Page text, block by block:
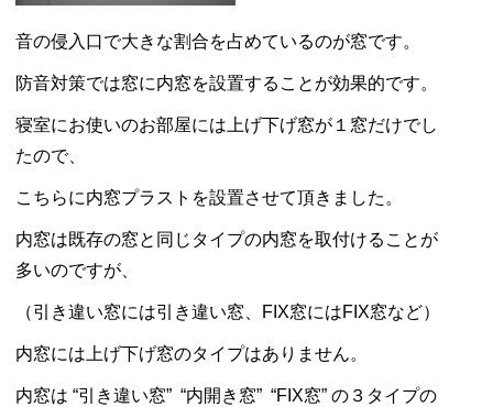
は
音の侵入口で大きな割合を占めているのが窓です。
防音対策では窓に内窓を設置することが効果的です。
寝室にお使いのお部屋には上げ下げ窓が１窓だけでし
たので、
こちらに内窓プラストを設置させて頂きました。
内窓は既存の窓と同じタイプの内窓を取付けることが
多いのですが、
（引き違い窓には引き違い窓、FIX窓にはFIX窓など）
内窓には上げ下げ窓のタイプはありません。
内窓は “引き違い窓” “内開き窓” “FIX窓” の３タイプの